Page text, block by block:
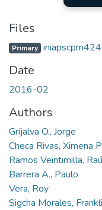
Files
Primary
Date
2016-02
Authors
Grijalva O., Jorge
Checa Rivas, Ximena
Ramos Veintimilla,
Barrera A., Paulo
Vera, Roy
Sigcha Morales,